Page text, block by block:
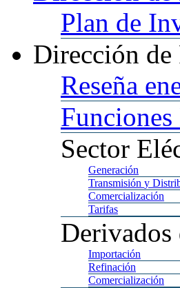
Plan de
Dirección de
Reseña
Funciones
Sector
Generación
Transmisión y
Comercialización
Tarifas
Derivados
Importación
Refinación
Comercialización